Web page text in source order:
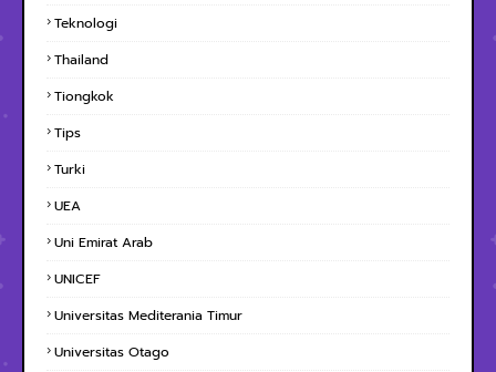
Teknologi
Thailand
Tiongkok
Tips
Turki
UEA
Uni Emirat Arab
UNICEF
Universitas Mediterania Timur
Universitas Otago